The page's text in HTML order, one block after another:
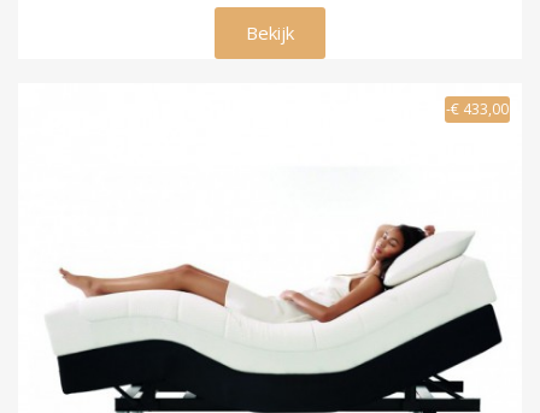
€ 1.175,00
Bekijk
-€ 433,00